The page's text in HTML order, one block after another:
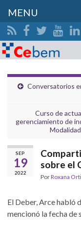
Search
Conversatorios
Curso de
gerenciamiento de
SEP
19
2022
sobre el
PorRoxana
El Deber, Arce habló
mencionó la fecha de
MENU